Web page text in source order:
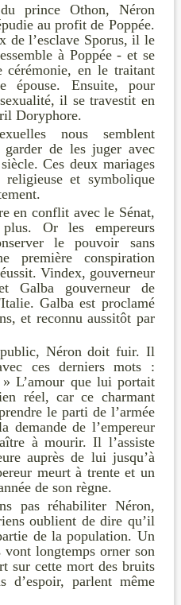
prince Othon, Néron
au profit de Poppée.
de l’esclave Sporus, il le
à Poppée - et se
cérémonie, en le traitant
épouse. Ensuite, pour
il se travestit en
Doryphore.
nous semblent
de les juger avec
Ces deux mariages
et symbolique
en conflit avec le Sénat,
Or les empereurs
le pouvoir sans
première conspiration
Vindex, gouverneur
Galba gouverneur de
Galba est proclamé
et reconnu aussitôt par
Néron doit fuir. Il
ces derniers mots :
L’amour que lui portait
réel, car ce charmant
le parti de l’armée
demande de l’empereur
à mourir. Il l’assiste
auprès de lui jusqu’à
meurt à trente et un
de son règne.
pas réhabiliter Néron,
oublient de dire qu’il
de la population. Un
vont longtemps orner son
sur cette mort des bruits
d’espoir, parlent même